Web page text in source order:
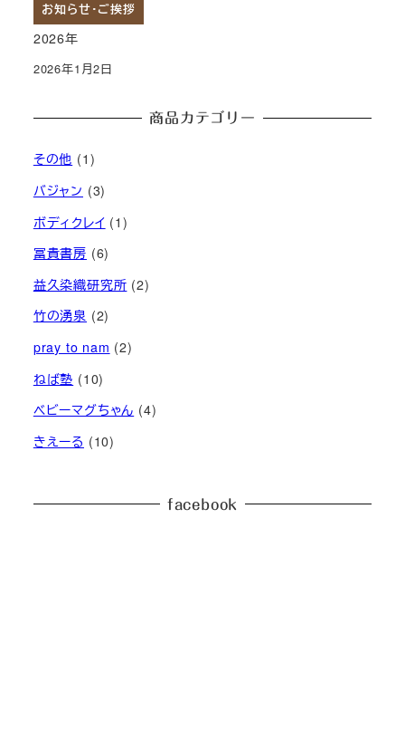
お知らせ・ご挨拶
2026年
2026年1月2日
商品カテゴリー
その他 (1)
バジャン (3)
ボディクレイ (1)
冨貴書房 (6)
益久染織研究所 (2)
竹の湧泉 (2)
pray to nam (2)
ねば塾 (10)
ベビーマグちゃん (4)
きえーる (10)
facebook